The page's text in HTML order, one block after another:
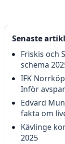
Senaste
Friskis och
schema
IFK
Inför
Edvard
fakta om
Kävlinge
2025